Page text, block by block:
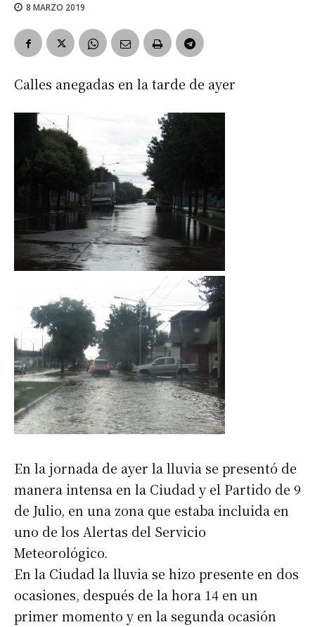
8 MARZO 2019
Calles anegadas en la tarde de ayer
En la jornada de ayer la lluvia se presentó de
manera intensa en la Ciudad y el Partido de 9
de Julio, en una zona que estaba incluida en
uno de los Alertas del Servicio
Meteorológico.
En la Ciudad la lluvia se hizo presente en dos
ocasiones, después de la hora 14 en un
primer momento y en la segunda ocasión